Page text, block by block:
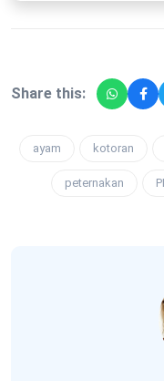
Share this:
ayam kotoran
peternakan